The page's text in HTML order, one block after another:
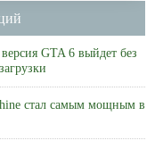
GTA 6 выйдет без
стал самым мощным в